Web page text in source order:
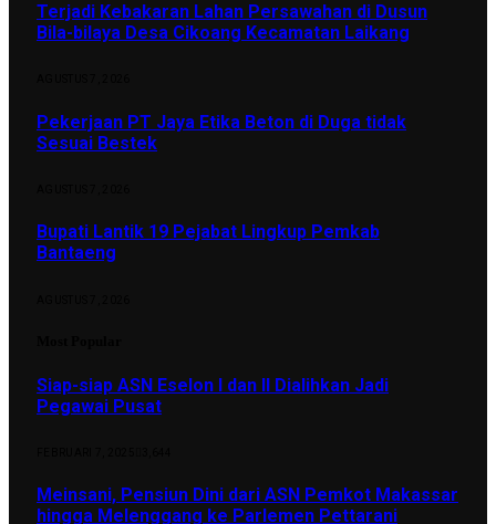
Terjadi Kebakaran Lahan Persawahan di Dusun
Bila-bilaya Desa Cikoang Kecamatan Laikang
Pekerjaan PT Jaya Etika Beton di Duga tidak
Sesuai Bestek
Bupati Lantik 19 Pejabat Lingkup Pemkab
Bantaeng
Siap-siap ASN Eselon I dan II Dialihkan Jadi
Pegawai Pusat
Meinsani, Pensiun Dini dari ASN Pemkot Makassar
hingga Melenggang ke Parlemen Pettarani